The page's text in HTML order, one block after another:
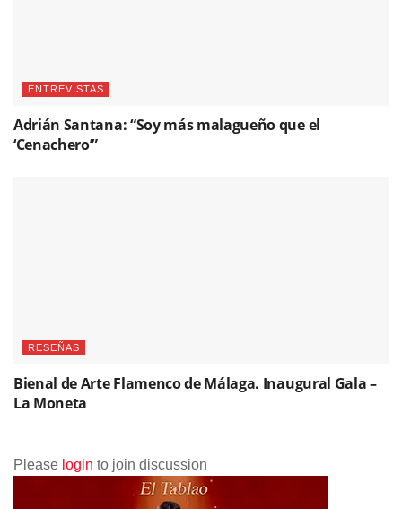
ENTREVISTAS
Adrián Santana: “Soy más malagueño que el
‘Cenachero’”
RESEÑAS
Bienal de Arte Flamenco de Málaga. Inaugural Gala –
La Moneta
Please login to join discussion